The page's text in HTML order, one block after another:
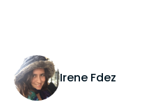
Irene Fdez